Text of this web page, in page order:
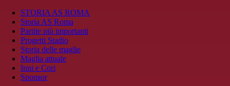
STORIA AS ROMA
Storia AS Roma
Partite più importanti
Progetti Stadio
Storia delle maglie
Maglia attuale
Inni e Cori
Sponsor